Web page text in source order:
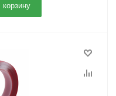
корзину